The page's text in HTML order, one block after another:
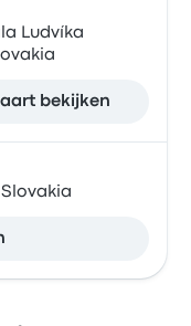
Ludvíka
bekijken